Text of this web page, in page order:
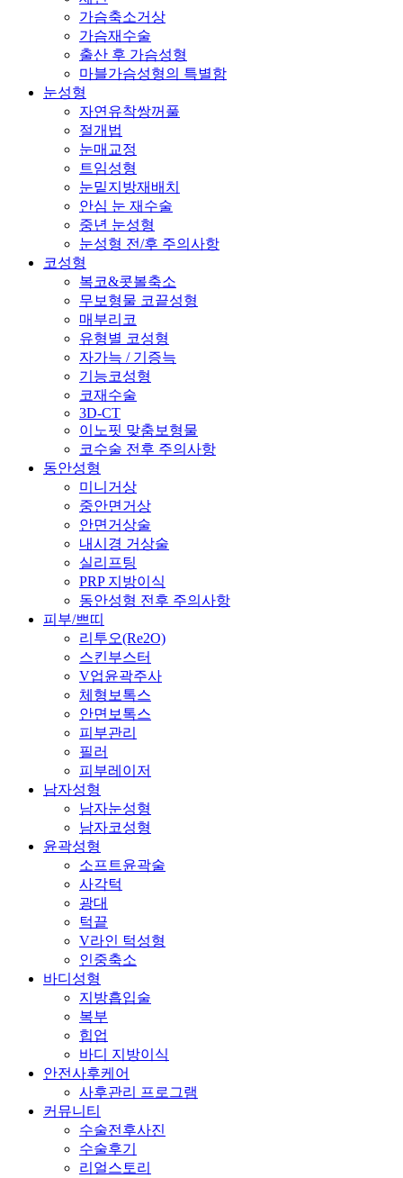
가슴축소거상
가슴재수술
출산 후 가슴성형
마블가슴성형의 특별함
눈성형
자연유착쌍꺼풀
절개법
눈매교정
트임성형
눈밑지방재배치
안심 눈 재수술
중년 눈성형
눈성형 전/후 주의사항
코성형
복코&콧볼축소
무보형물 코끝성형
매부리코
유형별 코성형
자가늑 / 기증늑
기능코성형
코재수술
3D-CT
이노핏 맞춤보형물
코수술 전후 주의사항
동안성형
미니거상
중안면거상
안면거상술
내시경 거상술
실리프팅
PRP 지방이식
동안성형 전후 주의사항
피부/쁘띠
리투오(Re2O)
스킨부스터
V업윤곽주사
체형보톡스
안면보톡스
피부관리
필러
피부레이저
남자성형
남자눈성형
남자코성형
윤곽성형
소프트윤곽술
사각턱
광대
턱끝
V라인 턱성형
인중축소
바디성형
지방흡입술
복부
힙업
바디 지방이식
안전사후케어
사후관리 프로그램
커뮤니티
수술전후사진
수술후기
리얼스토리